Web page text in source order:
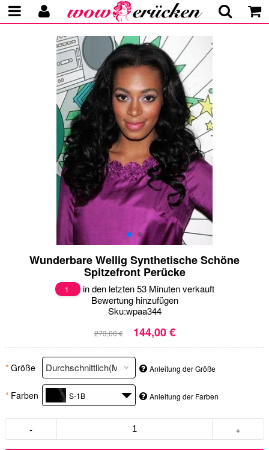
Wunderbare Wellig Synthetische Schöne
Spitzefront Perücke
1
in den letzten 53 Minuten verkauft
Bewertung hinzufügen
Sku:wpaa344
273,00 € 144,00 €
* Größe Anleitung der Größe
* Farben S-1B Anleitung der Farben
- +